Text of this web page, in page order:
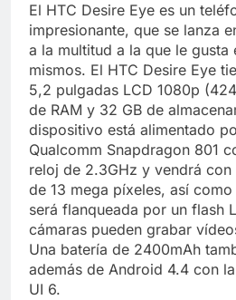
El HTC Desire Eye es un
impresionante, que se lanza
a la multitud a la que le gusta
mismos. El HTC Desire Eye
5,2 pulgadas LCD 1080p
de RAM y 32 GB de
dispositivo está alimentado
Qualcomm Snapdragon 801
reloj de 2.3GHz y vendrá con
de 13 mega píxeles, así
será flanqueada por un flash
cámaras pueden grabar
Una batería de 2400mAh
además de Android 4.4 con
UI 6.